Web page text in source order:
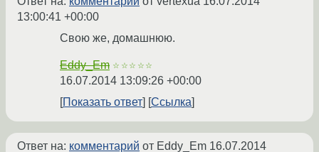
13:00:41 +00:00
Свою же, домашнюю.
Eddy_Em ☆☆☆☆☆
16.07.2014 13:09:26 +00:00
Показать ответ
Ссылка
Ответ на: комментарий от Eddy_Em 16.07.2014